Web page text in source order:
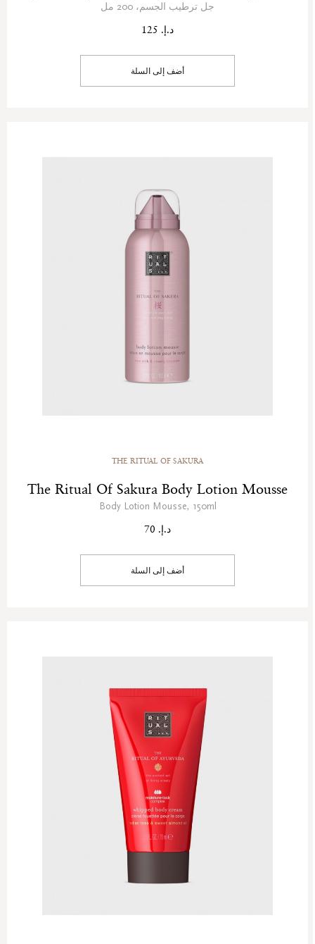
جل ترطيب الجسم، 200 مل
د.إ. 125
أضف إلى السلة
THE RITUAL OF SAKURA
The Ritual Of Sakura Body Lotion Mousse
Body Lotion Mousse, 150ml
د.إ. 70
أضف إلى السلة